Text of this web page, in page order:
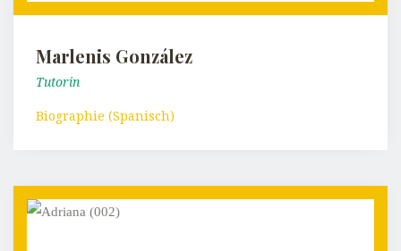
Marlenis González
Tutorin
Biographie (Spanisch)